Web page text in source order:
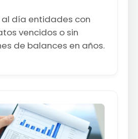
al día entidades con
vencidos o sin
de balances en años.